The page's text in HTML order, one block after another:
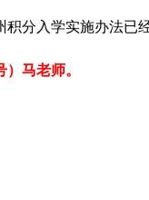
分入学实施办法已
马老师。